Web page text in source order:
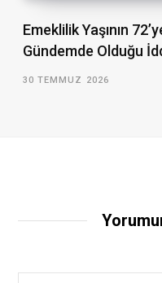
Emeklilik Yaşının
Gündemde Olduğu
30 TEMMUZ 2026